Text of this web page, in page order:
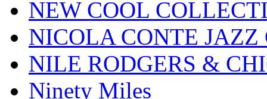
NEW COOL
NICOLA CONTE JAZZ
NILE RODGERS &
Ninety Miles